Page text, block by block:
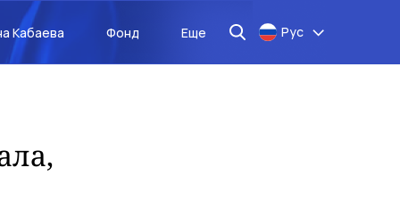
Кабаева Фонд Еще Рус